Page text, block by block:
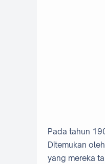
Pada tahun
Ditemukan
yang mereka